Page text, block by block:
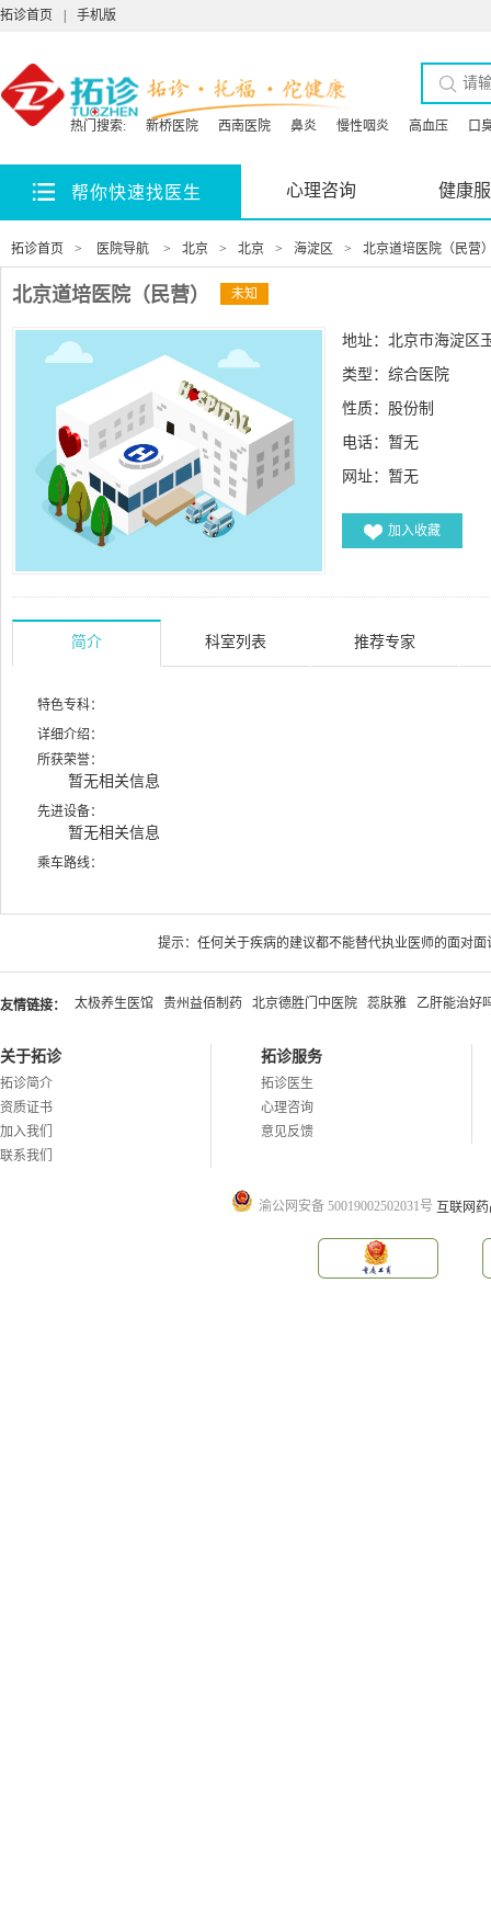
拓诊首页 手机版
热门搜索: 新桥医院 西南医院 鼻炎 慢性咽炎 高血压 口
帮你快速找医生 心理咨询 健康
拓诊首页 > 医院导航 > 北京 > 北京 > 海淀区 > 北京道培医院（民营
北京道培医院（民营） 未知
地址：北京市海淀区
类型：综合医院
性质：股份制
电话：暂无
网址： 暂无
加入收藏
简介 科室列表 推荐专家
特色专科：
详细介绍：
所获荣誉：
暂无相关信息
先进设备：
暂无相关信息
乘车路线：
提示：任何关于疾病的建议都不能替代执业医师的面对
友情链接： 太极养生医馆 贵州益佰制药 北京德胜门中医院 蕊肤雅 乙肝能治好
关于拓诊
拓诊简介
资质证书
加入我们
联系我们
拓诊服务
拓诊医生
心理咨询
意见反馈
渝公网安备 50019002502031号 互联网